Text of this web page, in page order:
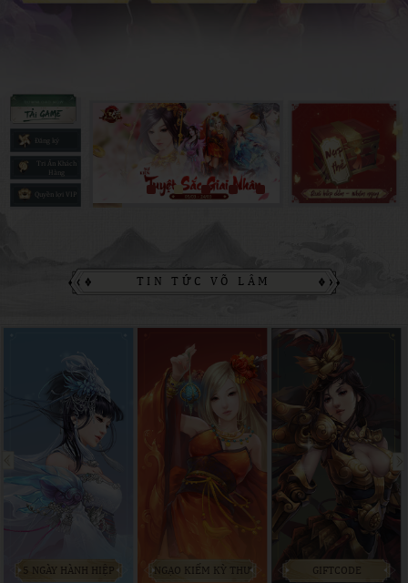
Đăng ký
Tri Ân Khách
Hàng
Quyền lợi VIP
TIN TỨC VÕ LÂM
5 NGÀY HÀNH HIỆP NGẠO KIẾM KỲ THƯ GIFTCODE